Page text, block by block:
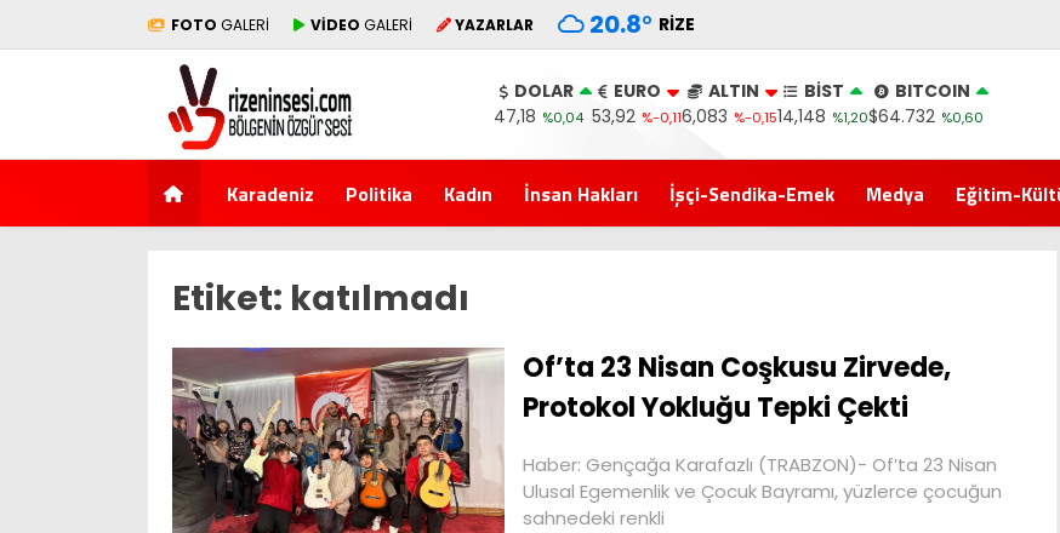
FOTO GALERİ VİDEO GALERİ YAZARLAR 20.8° RIZE
DOLAR
47,18 %0,04
EURO
53,92 %-0,11
ALTIN
6,083 %-0,15
BİST
14,148 %1,20
BITCOIN
$64.732 %0,60
Karadeniz Politika Kadın İnsan Hakları İşçi-Sendika-Emek Medya Eğitim-
Etiket: katılmadı
Of’ta 23 Nisan Coşkusu Zirvede,
Protokol Yokluğu Tepki Çekti
Haber: Gençağa Karafazlı (TRABZON)- Of’ta 23 Nisan
Ulusal Egemenlik ve Çocuk Bayramı, yüzlerce çocuğun
sahnedeki renkli